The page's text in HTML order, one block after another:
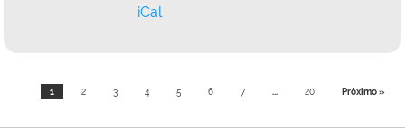
iCal
1 2 3 4 5 6 7 ... 20 Próximo »